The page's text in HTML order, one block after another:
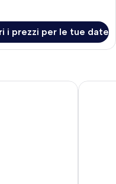
i prezzi per le tue date
Toyoko